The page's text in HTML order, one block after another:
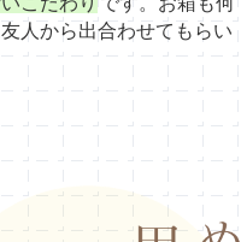
人から出合わせてもらい